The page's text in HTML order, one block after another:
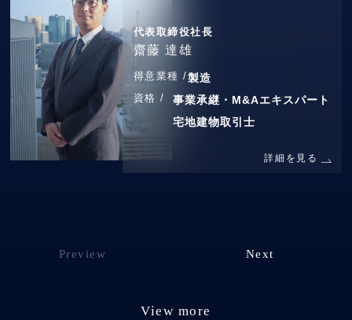
代表取締役社長
齋藤 達雄
得意業種 /製造
資格 /
事業承継・M&Aエキスパート
宅地建物取引士
詳細を見る
Preview Next
View more